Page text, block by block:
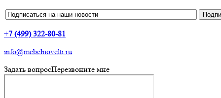
+7 (499) 322-80-81
info@mebelnovelti.ru
Задать вопросПерезвоните мне